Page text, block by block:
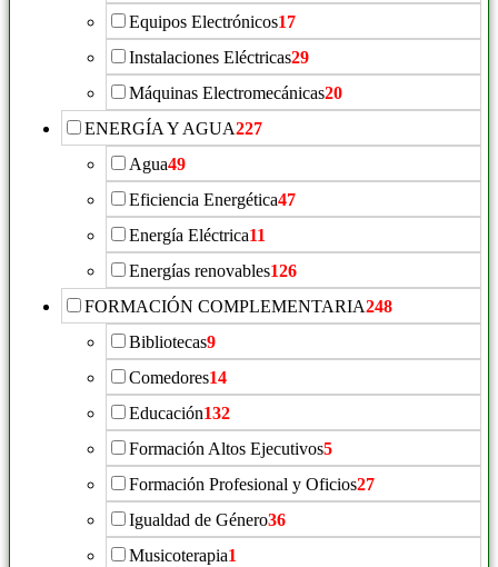
Equipos Electrónicos17
Instalaciones Eléctricas29
Máquinas Electromecánicas20
ENERGÍA Y AGUA227
Agua49
Eficiencia Energética47
Energía Eléctrica11
Energías renovables126
FORMACIÓN COMPLEMENTARIA248
Bibliotecas9
Comedores14
Educación132
Formación Altos Ejecutivos5
Formación Profesional y Oficios27
Igualdad de Género36
Musicoterapia1